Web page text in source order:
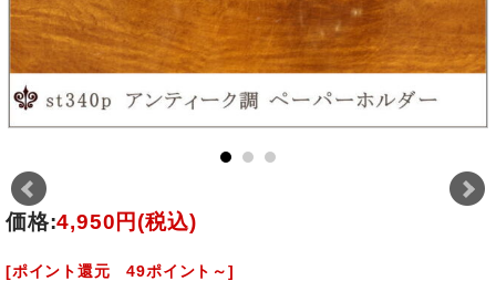
価格:4,950円 (税込)
[ポイント還元 49ポイント～]